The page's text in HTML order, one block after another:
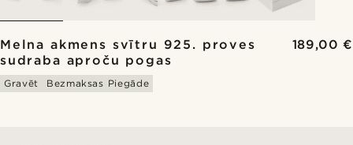
Melna akmens svītru 925. proves
sudraba aproču pogas
189,00 €
Gravēt Bezmaksas Piegāde